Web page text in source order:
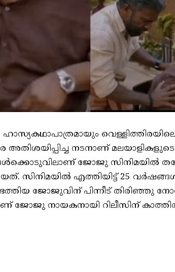
ഹാസ്യകഥാപാത്രമായും
അതിശയിപ്പിച്ച നടനാണ്
ജോജു സിനിമയിൽ
സിനിമയിൽ എത്തിയിട്ട് 25 വർഷങ്ങൾ
ജോജുവിന്‌ പിന്നീട് തിരിഞ്ഞു
ജോജു നായകനായി റിലീസിന്